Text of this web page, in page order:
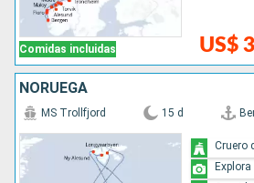
Comidas incluidas US$
NORUEGA
MS Trollfjord 15 d
Cruero